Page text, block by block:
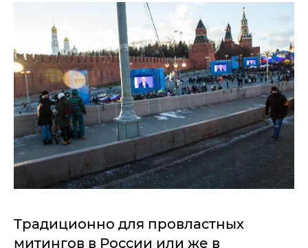
Традиционно для провластных
митингов в России или же в